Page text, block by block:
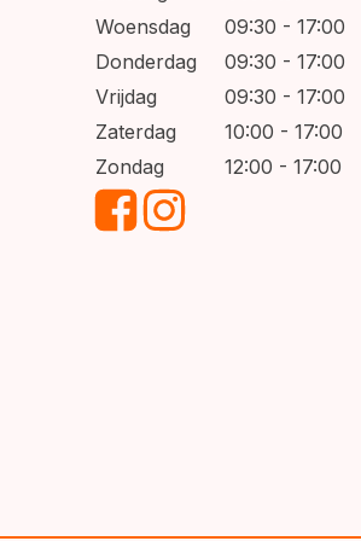
Woensdag
09:30 - 17:00
Donderdag
09:30 - 17:00
Vrijdag
09:30 - 17:00
Zaterdag
10:00 - 17:00
Zondag
12:00 - 17:00